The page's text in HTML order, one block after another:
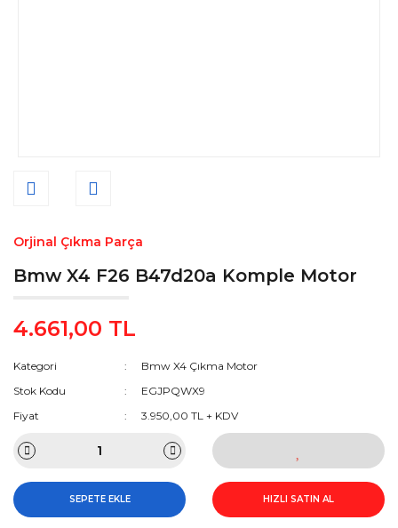
Orjinal Çıkma Parça
Bmw X4 F26 B47d20a Komple Motor
4.661,00 TL
Kategori
Bmw X4 Çıkma Motor
Stok Kodu
EGJPQWX9
Fiyat
3.950,00 TL + KDV
SEPETE EKLE HIZLI SATIN AL